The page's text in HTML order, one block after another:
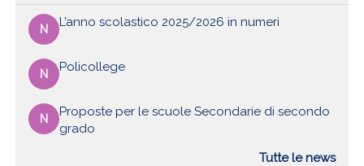
N L’anno scolastico 2025/2026 in numeri
N Policollege
N
Proposte per le scuole Secondarie di secondo
grado
Tutte le news